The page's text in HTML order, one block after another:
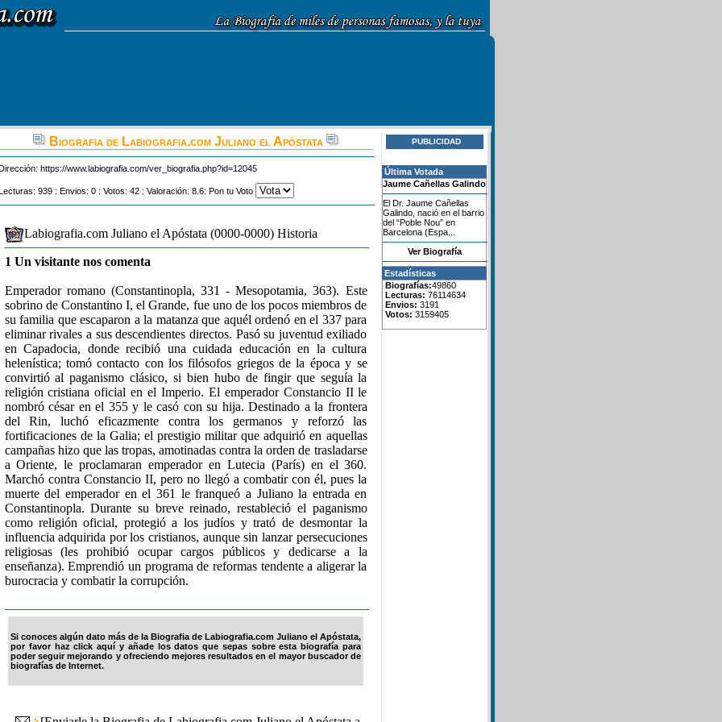
Biografia de Labiografia.com Juliano el Apóstata
https://www.labiografia.com/ver_biografia.php?id=12045
939 : Envios: 0 : Votos: 42 : Valoración: 8.6: Pon tu Voto
Labiografia.com Juliano el Apóstata (0000-0000) Historia
1 Un visitante nos comenta
Emperador romano (Constantinopla, 331 - Mesopotamia, 363). Este
sobrino de Constantino I, el Grande, fue uno de los pocos miembros de
su familia que escaparon a la matanza que aquél ordenó en el 337 para
eliminar rivales a sus descendientes directos. Pasó su juventud exiliado
en Capadocia, donde recibió una cuidada educación en la cultura
helenística; tomó contacto con los filósofos griegos de la época y se
convirtió al paganismo clásico, si bien hubo de fingir que seguía la
religión cristiana oficial en el Imperio. El emperador Constancio II le
nombró césar en el 355 y le casó con su hija. Destinado a la frontera
del Rin, luchó eficazmente contra los germanos y reforzó las
fortificaciones de la Galia; el prestigio militar que adquirió en aquellas
campañas hizo que las tropas, amotinadas contra la orden de trasladarse
a Oriente, le proclamaran emperador en Lutecia (París) en el 360.
Marchó contra Constancio II, pero no llegó a combatir con él, pues la
muerte del emperador en el 361 le franqueó a Juliano la entrada en
Constantinopla. Durante su breve reinado, restableció el paganismo
como religión oficial, protegió a los judíos y trató de desmontar la
influencia adquirida por los cristianos, aunque sin lanzar persecuciones
religiosas (les prohibió ocupar cargos públicos y dedicarse a la
enseñanza). Emprendió un programa de reformas tendente a aligerar la
burocracia y combatir la corrupción.
Si conoces algún dato más de la Biografia de Labiografia.com Juliano el Apóstata,
por favor haz click aquí y añade los datos que sepas sobre esta biografía para
poder seguir mejorando y ofreciendo mejores resultados en el mayor buscador de
biografías de Internet.
PUBLICIDAD
Última Votada
Jaume Cañellas Galindo
El Dr. Jaume Cañellas
Galindo, nació en el barrio
del “Poble Nou” en
Barcelona (Espa...
Ver Biografía
Estadísticas
Biografías:49860
Lecturas: 76114634
Envios: 3191
Votos: 3159405